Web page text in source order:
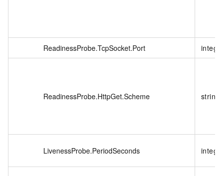
ReadinessProbe.TcpSocket.Port
ReadinessProbe.HttpGet.Scheme string
LivenessProbe.PeriodSeconds